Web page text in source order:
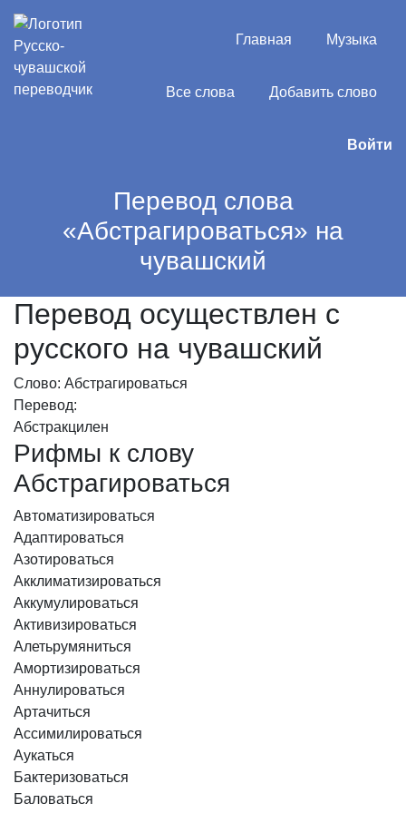
Главная Музыка
Все слова Добавить слово
Войти
Перевод слова
«Абстрагироваться» на
чувашский
Перевод осуществлен с
русского на чувашский
Слово: Абстрагироваться
Перевод:
Абстракцилен
Рифмы к слову
Абстрагироваться
Автоматизироваться
Адаптироваться
Азотироваться
Акклиматизироваться
Аккумулироваться
Активизироваться
Алетьрумяниться
Амортизироваться
Аннулироваться
Артачиться
Ассимилироваться
Аукаться
Бактеризоваться
Баловаться